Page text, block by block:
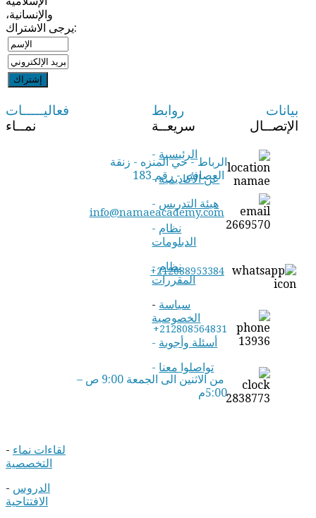
والإنسانية،
يرجى الاشتراك:
بيانات
الإتصــال
الرباط - حي المنزه - زنقة
info@namaeacademy.com
+212688953384
+212808564831
من الاثنين الى الجمعة 9:00 ص –
5:00م
روابط
سريعــة
- الرئيسية
-عن الأكاديمية
- هيئة التدريس
- نظام
الدبلومات
-نظام
المقررات
- سياسة
الخصوصية
- أسئلة وأجوبة
- تواصلوا معنا
فعاليـــــات
نمــاء
- لقاءات نماء
التخصصية
- الدروس
الافتتاحية